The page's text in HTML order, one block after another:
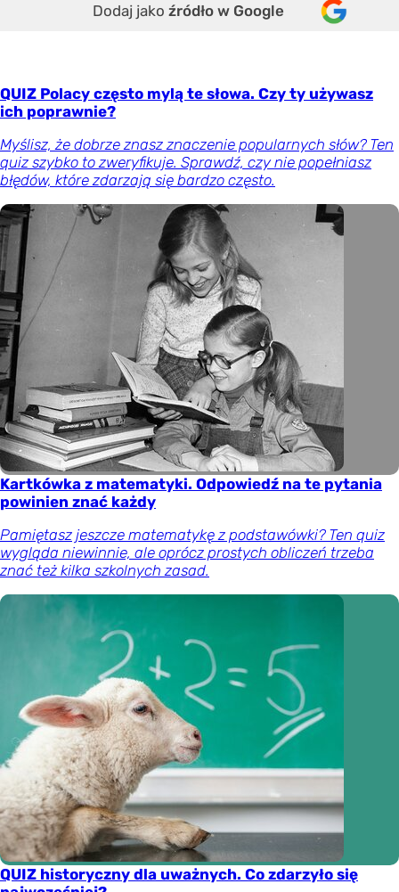
Dodaj jako źródło w Google
QUIZ Polacy często mylą te słowa. Czy ty używasz
ich poprawnie?
Myślisz, że dobrze znasz znaczenie popularnych słów? Ten
quiz szybko to zweryfikuje. Sprawdź, czy nie popełniasz
błędów, które zdarzają się bardzo często.
Kartkówka z matematyki. Odpowiedź na te pytania
powinien znać każdy
Pamiętasz jeszcze matematykę z podstawówki? Ten quiz
wygląda niewinnie, ale oprócz prostych obliczeń trzeba
znać też kilka szkolnych zasad.
QUIZ historyczny dla uważnych. Co zdarzyło się